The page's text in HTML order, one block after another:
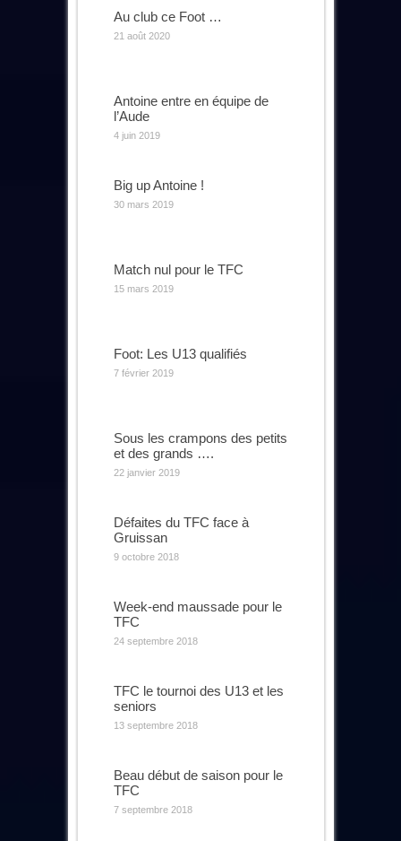
Au club ce Foot …
21 août 2020
Antoine entre en équipe de
l’Aude
4 juin 2019
Big up Antoine !
30 mars 2019
Match nul pour le TFC
15 mars 2019
Foot: Les U13 qualifiés
7 février 2019
Sous les crampons des petits
et des grands ….
22 janvier 2019
Défaites du TFC face à
Gruissan
9 octobre 2018
Week-end maussade pour le
TFC
24 septembre 2018
TFC le tournoi des U13 et les
seniors
13 septembre 2018
Beau début de saison pour le
TFC
7 septembre 2018